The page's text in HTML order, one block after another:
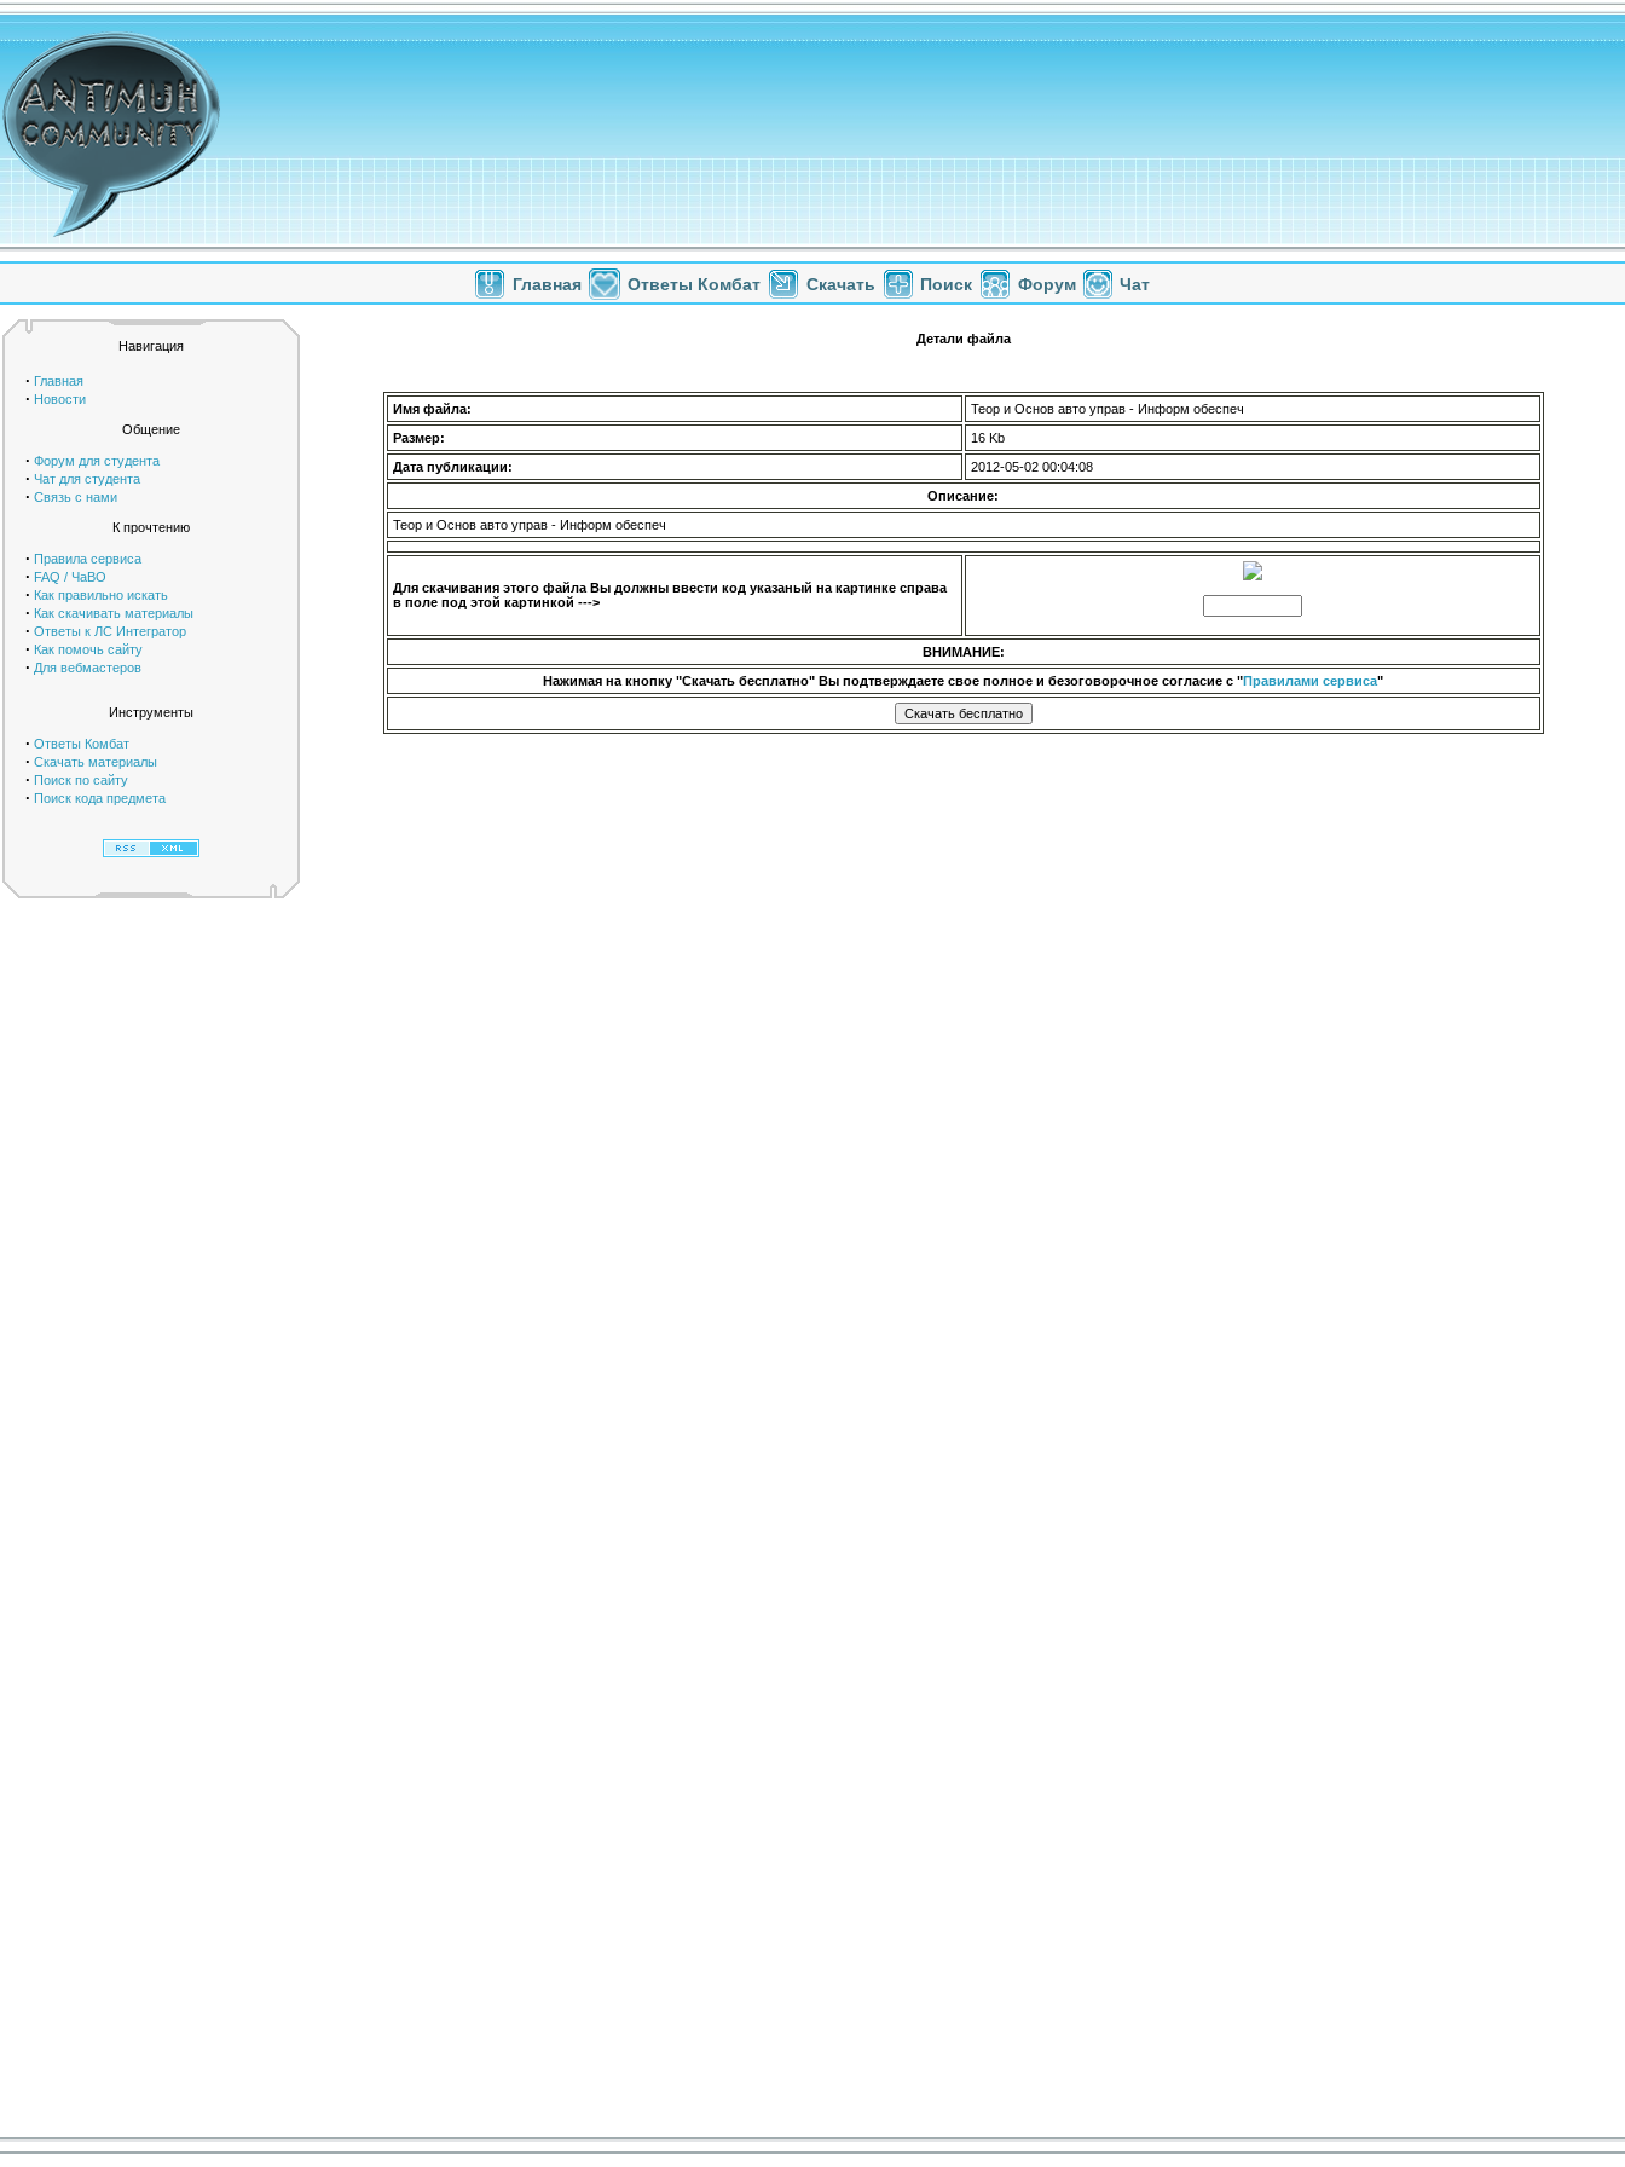
Главная Ответы Комбат Скачать Поиск Форум Чат
Навигация
· Главная
· Новости
Общение
· Форум для студента
· Чат для студента
· Связь с нами
К прочтению
· Правила сервиса
· FAQ / ЧаВО
· Как правильно искать
· Как скачивать материалы
· Ответы к ЛС Интегратор
· Как помочь сайту
· Для вебмастеров
Инструменты
· Ответы Комбат
· Скачать материалы
· Поиск по сайту
· Поиск кода предмета
Детали файла
Имя файла:
Теор и Основ авто управ - Информ обеспеч
Размер:
16 Kb
Дата публикации:
2012-05-02 00:04:08
Описание:
Теор и Основ авто управ - Информ обеспеч
Для скачивания этого файла Вы должны ввести код указаный на картинке справа
в поле под этой картинкой --->
ВНИМАНИЕ:
Нажимая на кнопку "Скачать бесплатно" Вы подтверждаете свое полное и безоговорочное согласие с "Правилами сервиса"